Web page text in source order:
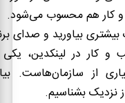
و کار هم محسوب میشود.
بیشتری بیاورید و صدای
و کار در لینکدین،
از سازمان‌هاست.
نزدیک بشناسیم.